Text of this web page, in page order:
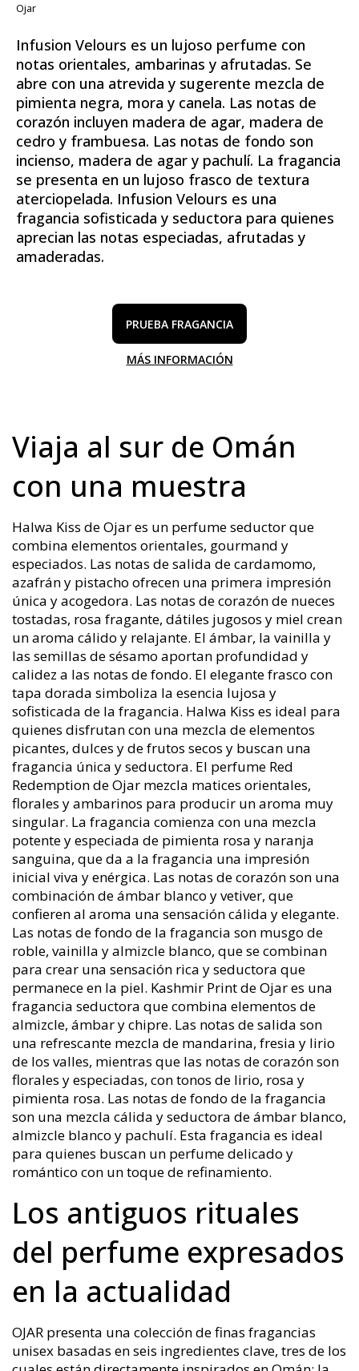
Ojar
Infusion Velours es un lujoso perfume con
notas orientales, ambarinas y afrutadas. Se
abre con una atrevida y sugerente mezcla de
pimienta negra, mora y canela. Las notas de
corazón incluyen madera de agar, madera de
cedro y frambuesa. Las notas de fondo son
incienso, madera de agar y pachulí. La fragancia
se presenta en un lujoso frasco de textura
aterciopelada. Infusion Velours es una
fragancia sofisticada y seductora para quienes
aprecian las notas especiadas, afrutadas y
amaderadas.
PRUEBA FRAGANCIA
MÁS INFORMACIÓN
Viaja al sur de Omán
con una muestra
Halwa Kiss de Ojar es un perfume seductor que
combina elementos orientales, gourmand y
especiados. Las notas de salida de cardamomo,
azafrán y pistacho ofrecen una primera impresión
única y acogedora. Las notas de corazón de nueces
tostadas, rosa fragante, dátiles jugosos y miel crean
un aroma cálido y relajante. El ámbar, la vainilla y
las semillas de sésamo aportan profundidad y
calidez a las notas de fondo. El elegante frasco con
tapa dorada simboliza la esencia lujosa y
sofisticada de la fragancia. Halwa Kiss es ideal para
quienes disfrutan con una mezcla de elementos
picantes, dulces y de frutos secos y buscan una
fragancia única y seductora. El perfume Red
Redemption de Ojar mezcla matices orientales,
florales y ambarinos para producir un aroma muy
singular. La fragancia comienza con una mezcla
potente y especiada de pimienta rosa y naranja
sanguina, que da a la fragancia una impresión
inicial viva y enérgica. Las notas de corazón son una
combinación de ámbar blanco y vetiver, que
confieren al aroma una sensación cálida y elegante.
Las notas de fondo de la fragancia son musgo de
roble, vainilla y almizcle blanco, que se combinan
para crear una sensación rica y seductora que
permanece en la piel. Kashmir Print de Ojar es una
fragancia seductora que combina elementos de
almizcle, ámbar y chipre. Las notas de salida son
una refrescante mezcla de mandarina, fresia y lirio
de los valles, mientras que las notas de corazón son
florales y especiadas, con tonos de lirio, rosa y
pimienta rosa. Las notas de fondo de la fragancia
son una mezcla cálida y seductora de ámbar blanco,
almizcle blanco y pachulí. Esta fragancia es ideal
para quienes buscan un perfume delicado y
romántico con un toque de refinamiento.
Los antiguos rituales
del perfume expresados
en la actualidad
OJAR presenta una colección de finas fragancias
unisex basadas en seis ingredientes clave, tres de los